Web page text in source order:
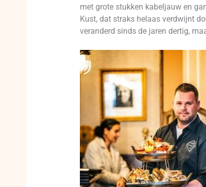
met grote stukken kabeljauw en
Kust, dat straks helaas verdwijnt
veranderd sinds de jaren dertig,